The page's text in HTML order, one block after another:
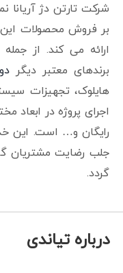
داهوا
تیاندی
درباره ما
شرکت تارتن دژ آریانا
بر فروش محصولات
ارائه می کند. از
برندهای معتبر دیگر
هایلوک، تجهیزات
اجرای پروژه در ابعاد
رایگان و… است. این
جلب رضایت مشتریان
گردد.
درباره تیاندی